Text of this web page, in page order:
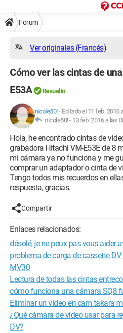
Forum
Ver originales (Francés)
Cómo ver las cintas de
E53A
Resuelto
nicole50!- Editado el 11 feb. 2016
nicole50! - 13 feb. 2016 a las
Hola, he encontrado cintas de
grabadora Hitachi VM-E53E de 8
mi cámara ya no funciona y me
comprar un adaptador o cinta de
Tengo todos mis recuerdos en
respuesta, gracias.
Compartir
Enlaces relacionados:
désolé, je ne peux pas vous aider
problema de carga de cassette
MV30
Lectura de todas las cintas
cómo funciona una cámara SQ8
Eliminar un video en cam takara
¿Qué cámara de video usar para
DV?